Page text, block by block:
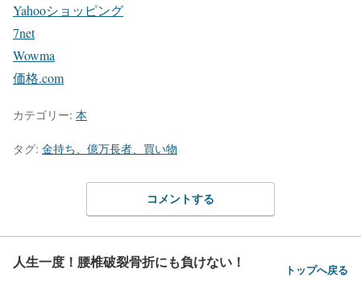
Yahooショッピング
7net
Wowma
価格.com
カテゴリー: 本
タグ: 金持ち、億万長者、買い物
コメントする
人生一度！腰椎破裂骨折にも負けない！ トップへ戻る